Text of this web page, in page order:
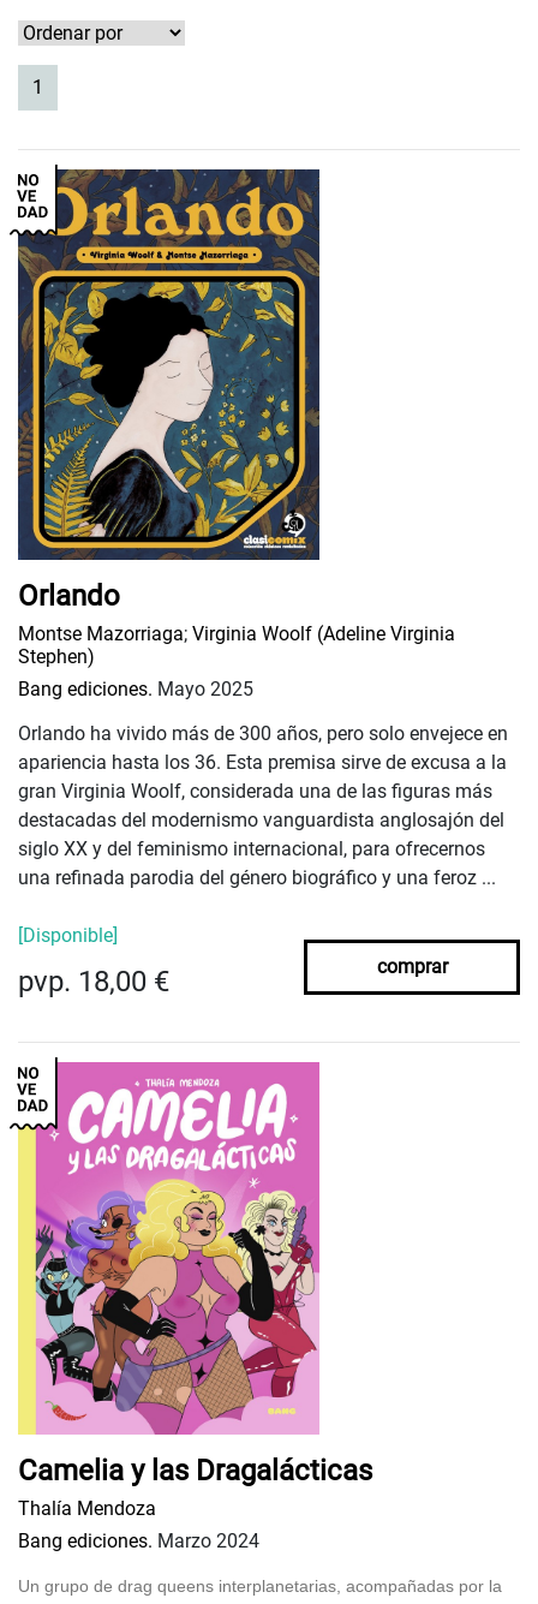
1
Orlando
Montse Mazorriaga; Virginia Woolf (Adeline Virginia
Stephen)
Bang ediciones. Mayo 2025
Orlando ha vivido más de 300 años, pero solo envejece en
apariencia hasta los 36. Esta premisa sirve de excusa a la
gran Virginia Woolf, considerada una de las figuras más
destacadas del modernismo vanguardista anglosajón del
siglo XX y del feminismo internacional, para ofrecernos
una refinada parodia del género biográfico y una feroz ...
[Disponible]
pvp. 18,00 € comprar
Camelia y las Dragalácticas
Thalía Mendoza
Bang ediciones. Marzo 2024
Un grupo de drag queens interplanetarias, acompañadas por la